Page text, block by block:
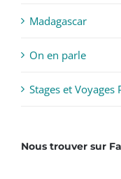
Madagascar
On en parle
Stages et
Nous trouver sur